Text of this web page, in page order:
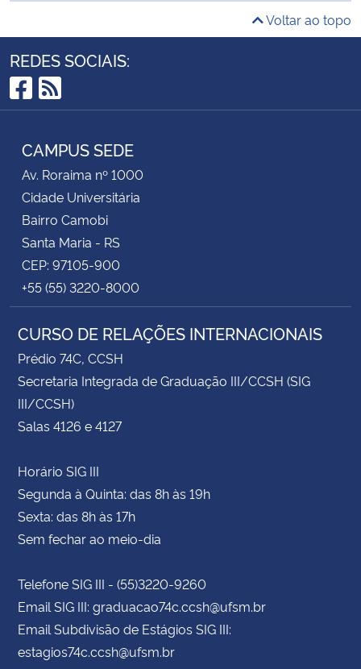
Voltar ao topo
REDES SOCIAIS:
Facebook
RSS
CAMPUS SEDE
Av. Roraima nº 1000
Cidade Universitária
Bairro Camobi
Santa Maria - RS
CEP: 97105-900
+55 (55) 3220-8000
CURSO DE RELAÇÕES INTERNACIONAIS
Prédio 74C, CCSH
Secretaria Integrada de Graduação III/CCSH (SIG
III/CCSH)
Salas 4126 e 4127
Horário SIG III
Segunda à Quinta: das 8h às 19h
Sexta: das 8h às 17h
Sem fechar ao meio-dia
Telefone SIG III - (55)3220-9260
Email SIG III: graduacao74c.ccsh@ufsm.br
Email Subdivisão de Estágios SIG III:
estagios74c.ccsh@ufsm.br